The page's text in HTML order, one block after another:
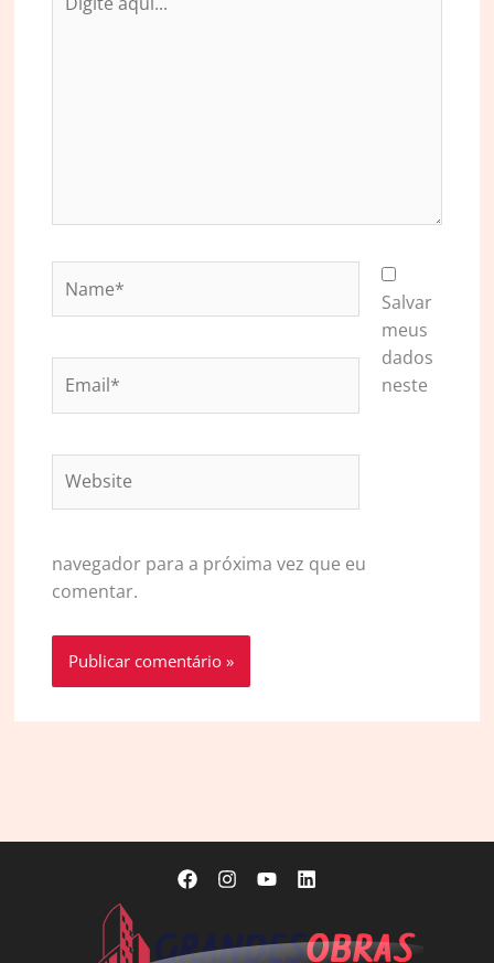
aqui...
Salvar
meus
dados
neste
navegador para a próxima vez que eu
comentar.